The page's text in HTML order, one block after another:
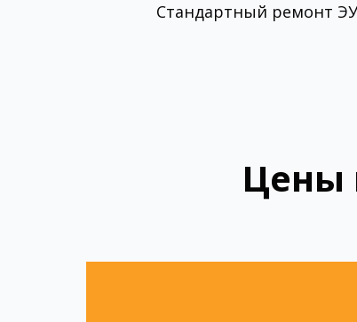
Стандартный ремонт
Цены